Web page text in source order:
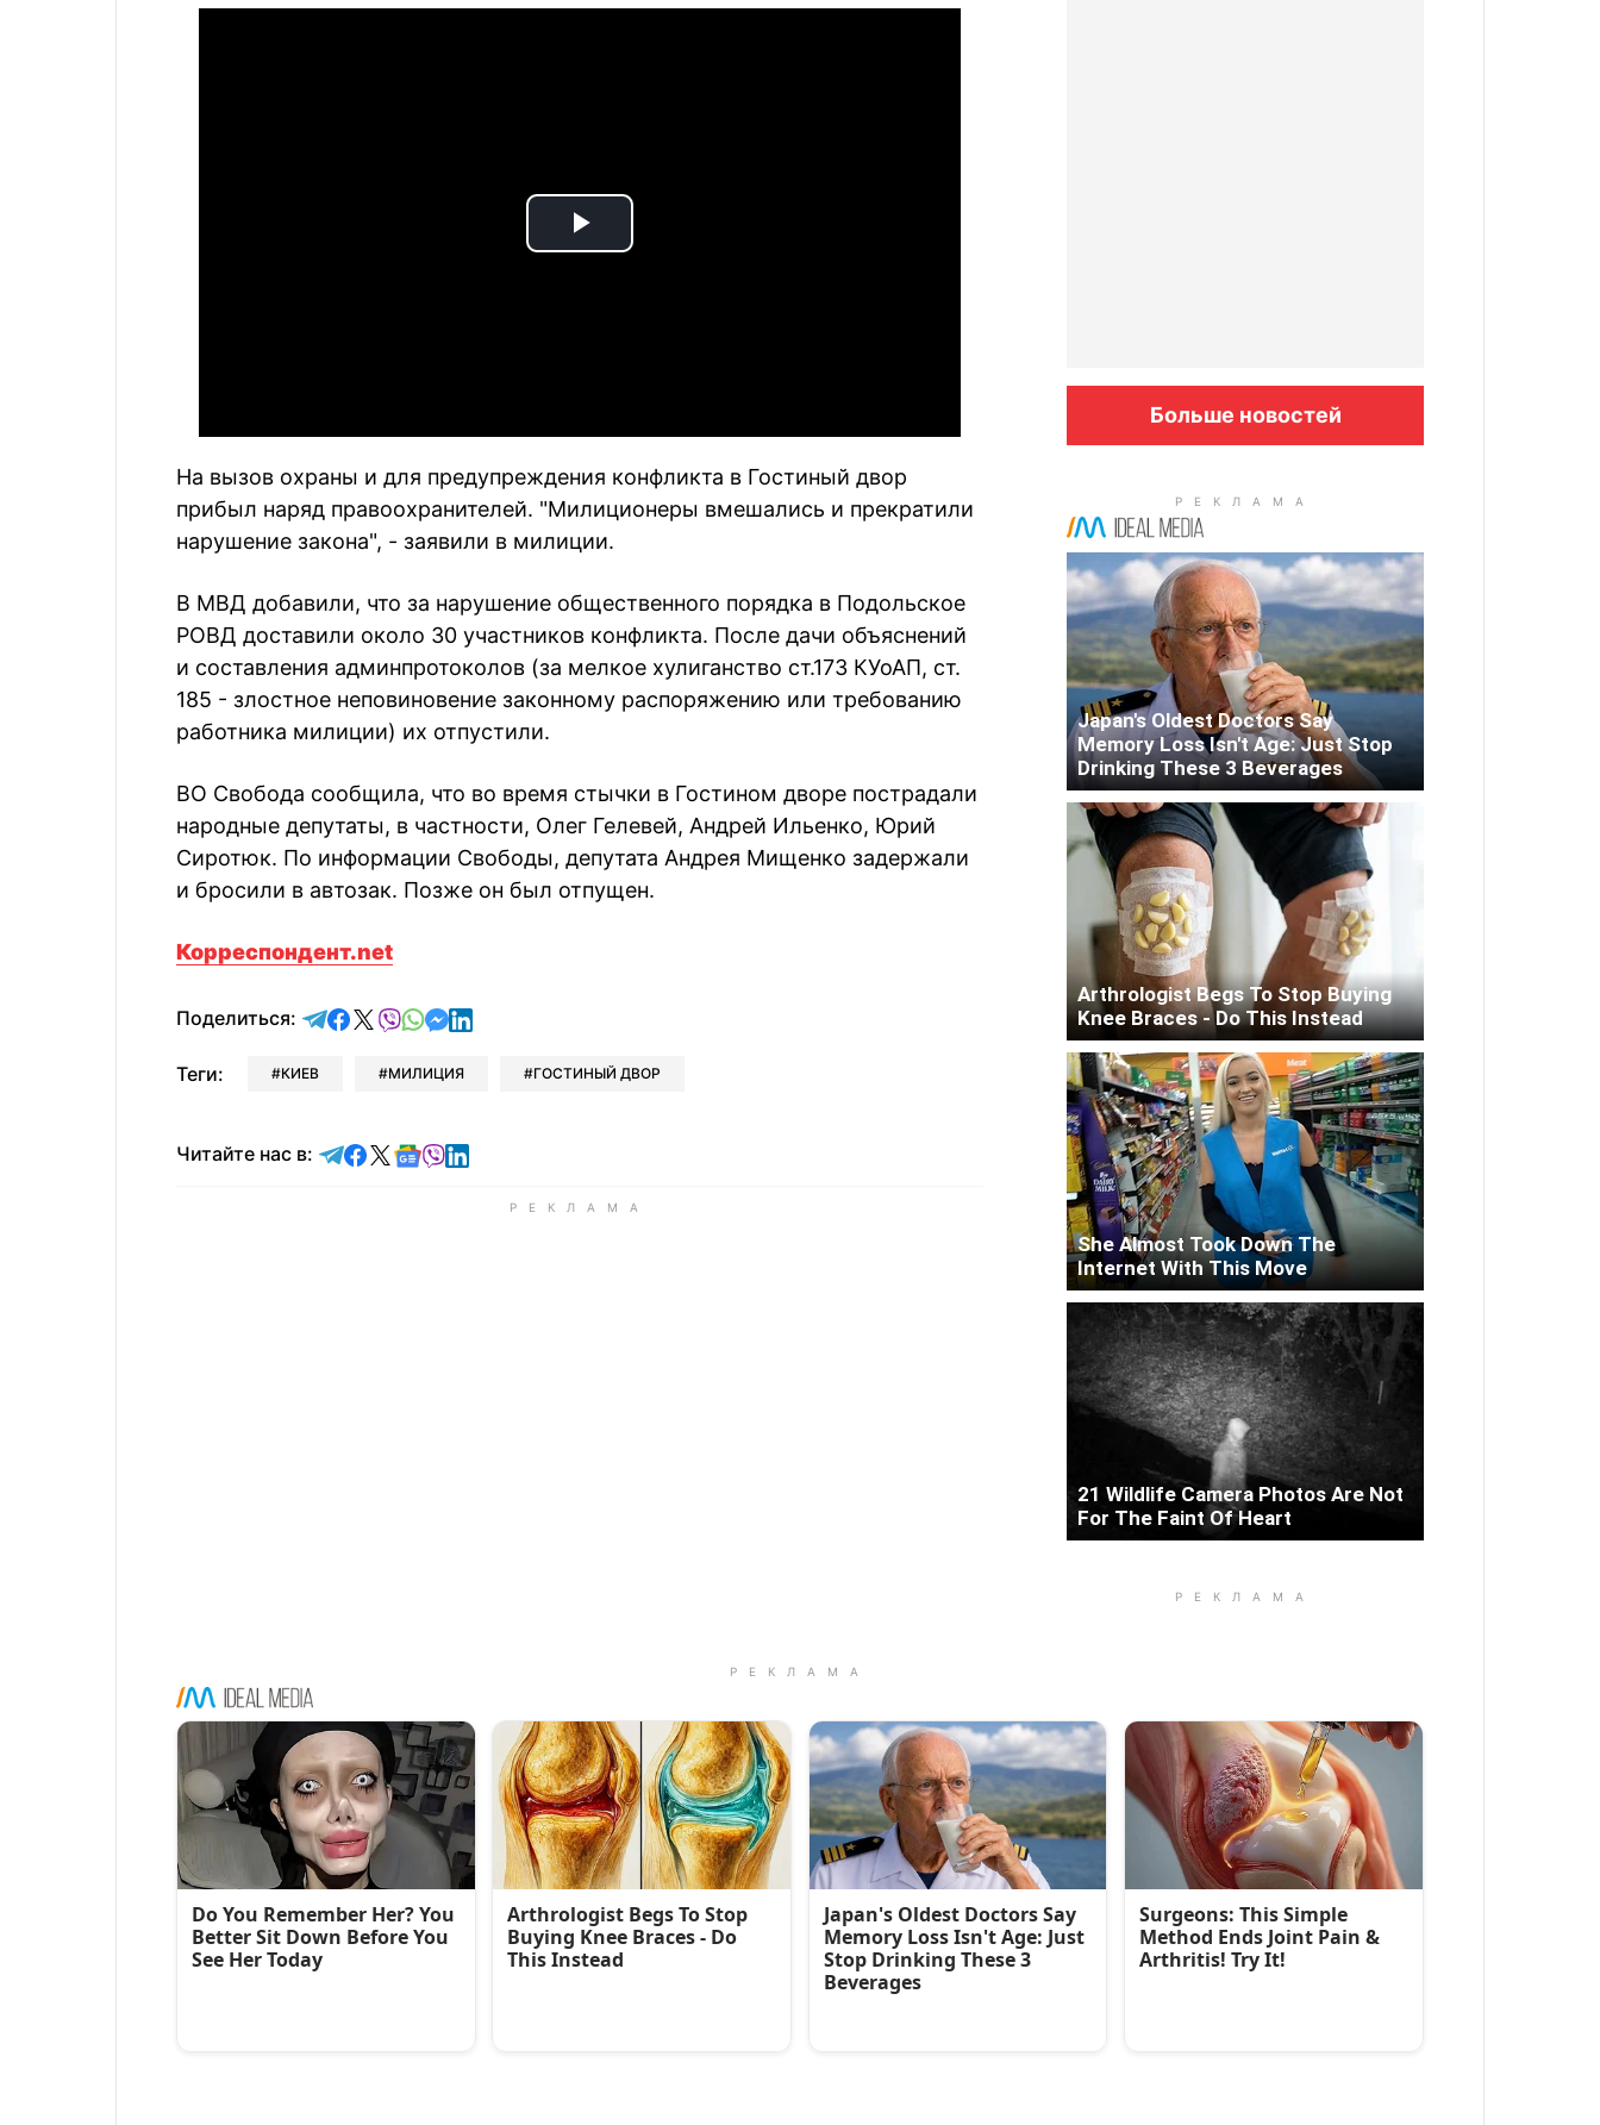
Play
На вызов охраны и для предупреждения конфликта в Гостиный двор
прибыл наряд правоохранителей. "Милиционеры вмешались и прекратили
нарушение закона", - заявили в милиции.
В МВД добавили, что за нарушение общественного порядка в Подольское
РОВД доставили около 30 участников конфликта. После дачи объяснений
и составления админпротоколов (за мелкое хулиганство ст.173 КУоАП, ст.
185 - злостное неповиновение законному распоряжению или требованию
работника милиции) их отпустили.
ВО Свобода сообщила, что во время стычки в Гостином дворе пострадали
народные депутаты, в частности, Олег Гелевей, Андрей Ильенко, Юрий
Сиротюк. По информации Свободы, депутата Андрея Мищенко задержали
и бросили в автозак. Позже он был отпущен.
Корреспондент.net
Поделиться: отправить в Telegram
поделиться в Facebook
поделиться в X
отправить в Viber
отправить в Whatsapp
отправить в Messenger
отправить в LinkedIn
Теги: КИЕВ МИЛИЦИЯ ГОСТИНЫЙ ДВОР
Читайте нас в: Читайте в Telegram
Читайте в Facebook
Читайте в X
Читайте в Google news
Читайте в Viber
Читайте в LinkedIn
Больше новостей